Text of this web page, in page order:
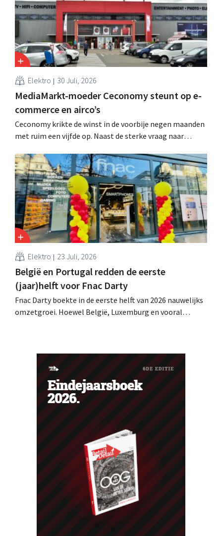
Elektro 30 Juli, 2026
MediaMarkt-moeder Ceconomy steunt op e-
commerce en airco’s
Ceconomy krikte de winst in de voorbije negen maanden
met ruim een vijfde op. Naast de sterke vraag naar
en de marktplaats bij aan de groei.
Elektro 23 Juli, 2026
België en Portugal redden de eerste
(jaar)helft voor Fnac Darty
Fnac Darty boekte in de eerste helft van 2026 nauwelijks
omzetgroei. Hoewel België, Luxemburg en vooral